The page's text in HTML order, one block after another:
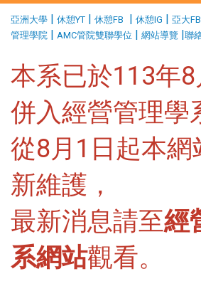
亞洲大學 | 休憩YT | 休憩FB | 休憩IG | 亞大FB
管理學院 | AMC管院雙聯學位 | 網站導覽 |聯
本系已於113年
併入經營管理學
從8月1日起本網
新維護，
最新消息請至經
系網站觀看。